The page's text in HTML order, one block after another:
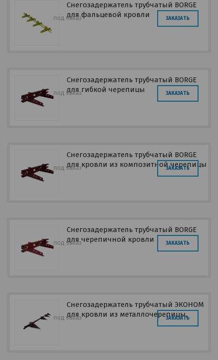
Снегозадержатель трубчатый BORGE
для фальцевой кровли
под заказ ЗАКАЗАТЬ
Снегозадержатель трубчатый BORGE
для гибкой черепицы
под заказ ЗАКАЗАТЬ
Снегозадержатель трубчатый BORGE
для кровли из композитной черепицы
под заказ ЗАКАЗАТЬ
Снегозадержатель трубчатый BORGE
для черепичной кровли
под заказ ЗАКАЗАТЬ
Снегозадержатель трубчатый ЭКОНОМ
для кровли из металлочерепицы,
под заказ ЗАКАЗАТЬ